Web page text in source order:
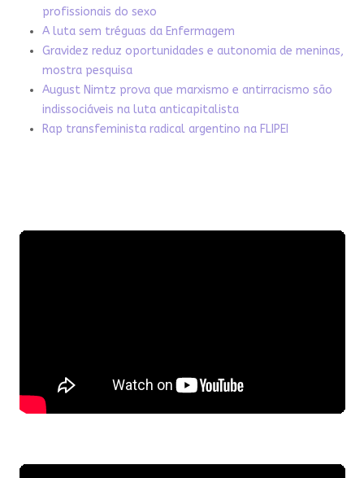
profissionais do sexo
A luta sem tréguas da Enfermagem
Gravidez reduz oportunidades e autonomia de meninas,
mostra pesquisa
August Nimtz prova que marxismo e antirracismo são
indissociáveis na luta anticapitalista
Rap transfeminista radical argentino na FLIPEI